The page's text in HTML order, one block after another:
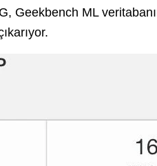
Geekbench ML